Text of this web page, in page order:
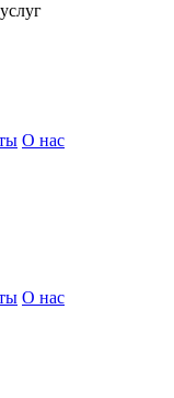
О нас
О нас